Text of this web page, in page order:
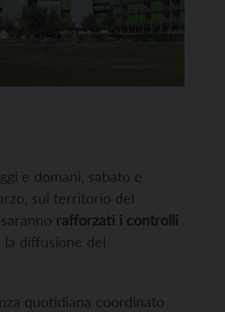
e domani, sabato e
sul territorio del
saranno rafforzati i controlli
diffusione del
quotidiana coordinato